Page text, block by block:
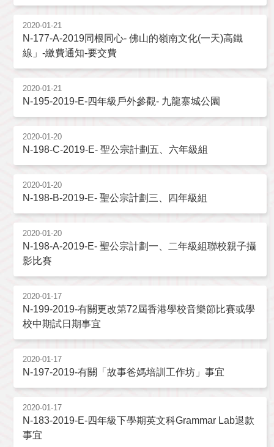
2020-01-21
N-177-A-2019同根同心- 佛山的嶺南文化(一天)高鐵
線」-繳費通知-要交費
2020-01-21
N-195-2019-E-四年級戶外參觀- 九龍寨城公園
2020-01-20
N-198-C-2019-E- 聖公宗計劃五、六年級組
2020-01-20
N-198-B-2019-E- 聖公宗計劃三、四年級組
2020-01-20
N-198-A-2019-E- 聖公宗計劃一、二年級組聯校親子攝
影比賽
2020-01-17
N-199-2019-有關更改第72屆香港學校音樂節比賽或學
校中期試日期事宜
2020-01-17
N-197-2019-有關「故事爸媽培訓工作坊」事宜
2020-01-17
N-183-2019-E-四年級下學期英文科Grammar Lab退款
事宜